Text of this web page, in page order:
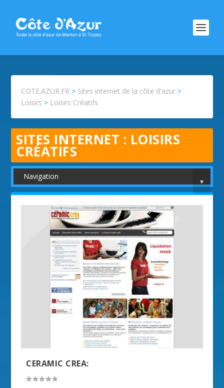
COTE.AZUR.FR > Sites internet de la côte d'azur >
Loisirs > Loisirs Créatifs
SITES INTERNET : LOISIRS
CRÉATIFS
Navigation
▾
CERAMIC CREA: